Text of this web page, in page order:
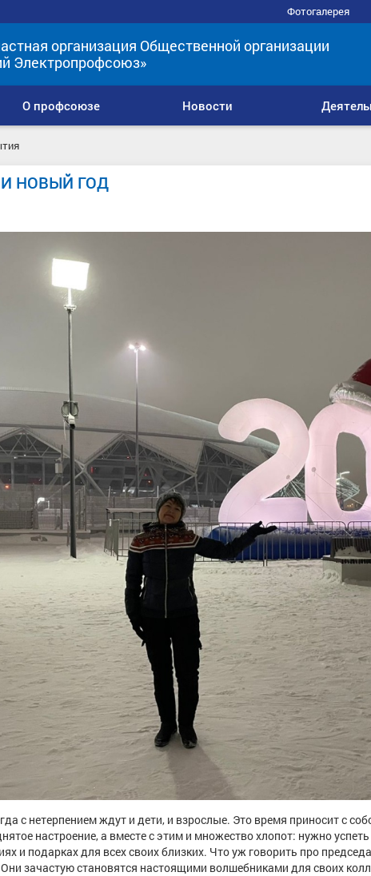
Фотогалерея
организация Общественной организации
Электропрофсоюз»
О профсоюзе Новости
НОВЫЙ ГОД
с нетерпением ждут и дети, и взрослые. Это время приносит с
настроение, а вместе с этим и множество хлопот: нужно
и подарках для всех своих близких. Что уж говорить про
зачастую становятся настоящими волшебниками для своих